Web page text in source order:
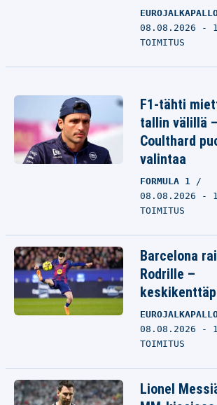
08.08.2026 -
TOIMITUS
F1-tähti
tallin välillä
Coulthard
valintaa
FORMULA 1
08.08.2026 -
TOIMITUS
Barcelona
Rodrille –
08.08.2026 -
TOIMITUS
Lionel